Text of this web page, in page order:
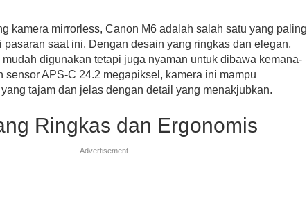
kamera mirrorless, Canon M6 adalah salah satu yang paling
pasaran saat ini. Dengan desain yang ringkas dan elegan,
digunakan tetapi juga nyaman untuk dibawa kemana-
sensor APS-C 24.2 megapiksel, kamera ini mampu
tajam dan jelas dengan detail yang menakjubkan.
Ringkas dan Ergonomis
Advertisement